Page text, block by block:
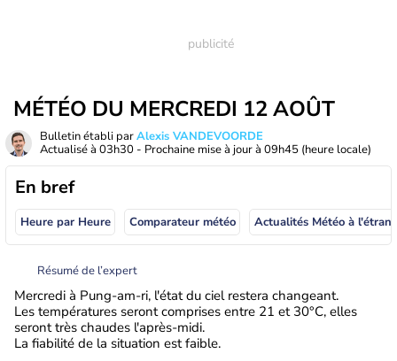
MÉTÉO DU MERCREDI 12 AOÛT
Bulletin établi parAlexis VANDEVOORDE
Actualisé à 03h30 - Prochaine mise à jour à 09h45 (heure locale)
En bref
Heure par Heure Comparateur météo
Résumé de l’expert
Mercredi à Pung-am-ri, l'état du ciel restera changeant.
Les températures seront comprises entre 21 et 30°C, elles
seront très chaudes l'après-midi.
La fiabilité de la situation est faible.